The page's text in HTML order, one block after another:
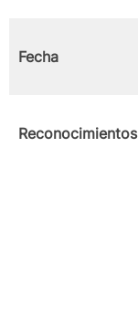
Fecha
Reconocimientos